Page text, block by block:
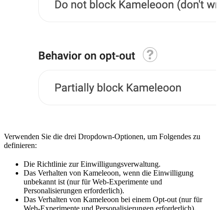
Verwenden Sie die drei Dropdown-Optionen, um Folgendes zu
definieren:
Die Richtlinie zur Einwilligungsverwaltung.
Das Verhalten von Kameleoon, wenn die Einwilligung
unbekannt ist (nur für Web-Experimente und
Personalisierungen erforderlich).
Das Verhalten von Kameleoon bei einem Opt-out (nur für